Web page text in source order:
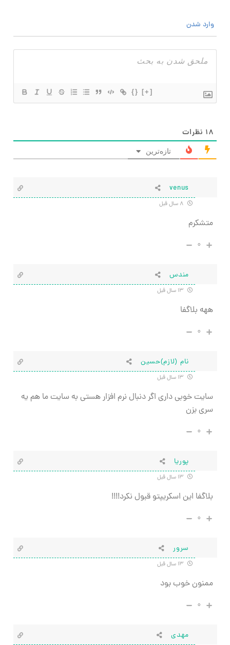
وارد شدن
{} [+]
۱۸ نظرات
تازه‌ترین
venus
متشکرم
۰
مندس
ههه بلاگفا
۰
نام (لازم)حسین
سایت خوبی داری اگر دنبال نرم افزار هستی به سایت ما هم یه
سری بزن
۰
پوریا
بلاگفا این اسکریپتو قبول نکرد!!!!
۰
سرور
ممنون خوب بود
۰
مهدی